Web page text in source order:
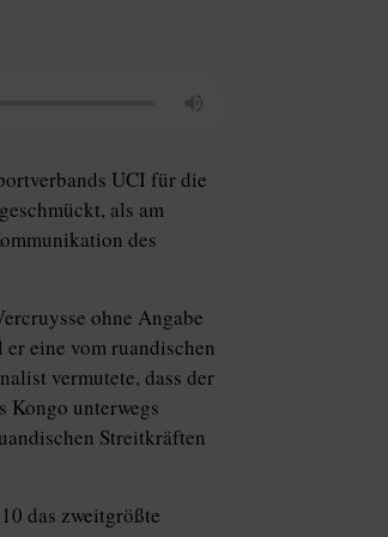
UCI für die
als am
des
ohne Angabe
eine vom ruandischen
vermutete, dass der
Kongo unterwegs
Streitkräften
das zweitgrößte